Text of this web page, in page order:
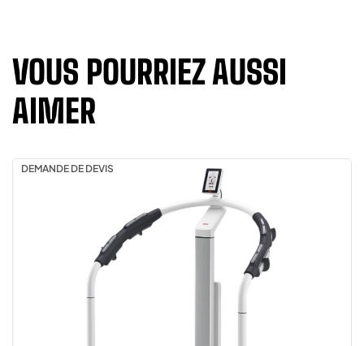
VOUS POURRIEZ AUSSI
AIMER
DEMANDE DE DEVIS